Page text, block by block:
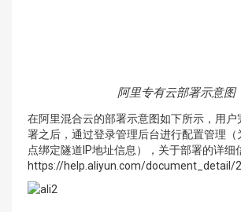
阿里专有云部署示意图
在阿里混合云的部署示意图如下所示，用户
署之后，通过登录管理后台进行配置管理（
点绑定隧道IP地址信息），关于部署的详细
https://help.aliyun.com/document_detail/